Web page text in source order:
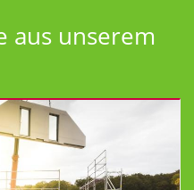
aus unserem